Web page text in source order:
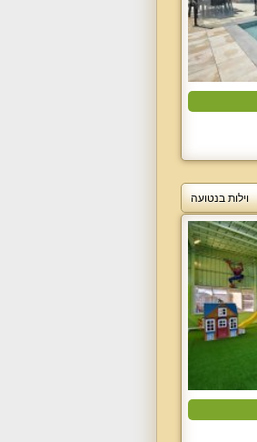
וילות בנטועה